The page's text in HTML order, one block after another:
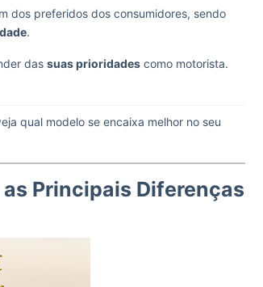
dos preferidos dos consumidores, sendo
.
das suas prioridades como motorista.
qual modelo se encaixa melhor no seu
Principais Diferenças